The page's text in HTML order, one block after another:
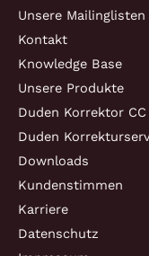
Unsere Mailinglisten
Kontakt
Knowledge Base
Unsere Produkte
Duden Korrektor
Duden
Downloads
Kundenstimmen
Karriere
Datenschutz